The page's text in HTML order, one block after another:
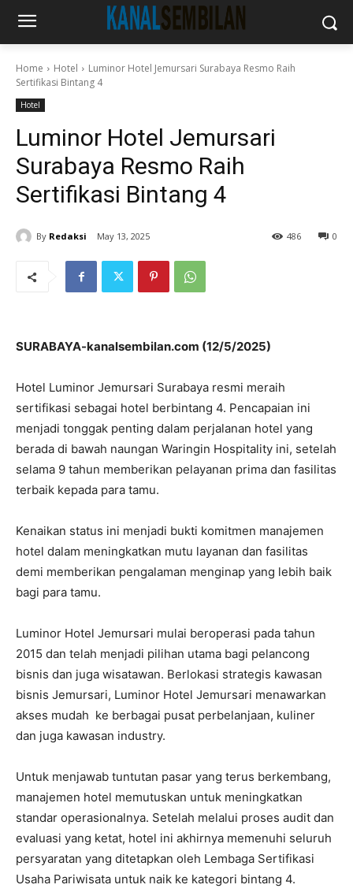
Home Hotel
Luminor Hotel Jemursari Surabaya Resmo Raih
Sertifikasi Bintang 4
Hotel
Luminor Hotel Jemursari
Surabaya Resmo Raih
Sertifikasi Bintang 4
By Redaksi May 13, 2025 0
486
SURABAYA-kanalsembilan.com (12/5/2025)
Hotel Luminor Jemursari Surabaya resmi meraih
sertifikasi sebagai hotel berbintang 4. Pencapaian ini
menjadi tonggak penting dalam perjalanan hotel yang
berada di bawah naungan Waringin Hospitality ini, setelah
selama 9 tahun memberikan pelayanan prima dan fasilitas
terbaik kepada para tamu.
Kenaikan status ini menjadi bukti komitmen manajemen
hotel dalam meningkatkan mutu layanan dan fasilitas
demi memberikan pengalaman menginap yang lebih baik
bagi para tamu.
Luminor Hotel Jemursari mulai beroperasi pada tahun
2015 dan telah menjadi pilihan utama bagi pelancong
bisnis dan juga wisatawan. Berlokasi strategis kawasan
bisnis Jemursari, Luminor Hotel Jemursari menawarkan
akses mudah ke berbagai pusat perbelanjaan, kuliner
dan juga kawasan industry.
Untuk menjawab tuntutan pasar yang terus berkembang,
manajemen hotel memutuskan untuk meningkatkan
standar operasionalnya. Setelah melalui proses audit dan
evaluasi yang ketat, hotel ini akhirnya memenuhi seluruh
persyaratan yang ditetapkan oleh Lembaga Sertifikasi
Usaha Pariwisata untuk naik ke kategori bintang 4.